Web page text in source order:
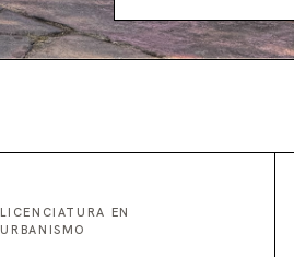
LICENCIATURA EN
URBANISMO